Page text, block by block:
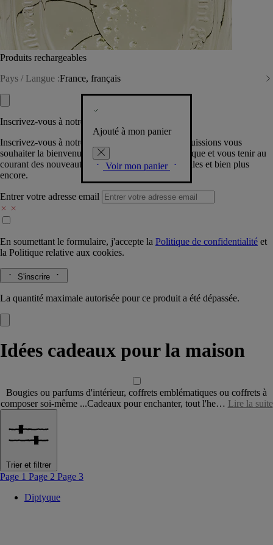
Produits rechargeables
Pays / Langue :France, français
Ajouté à mon panier
Voir mon panier
Inscrivez-vous à notre Newsletter
Inscrivez-vous à notre newsletter pour que nous puissions vous
souhaiter la bienvenue dans la communauté Diptyque et vous tenir au
courant des nouveautés, événements, offres spéciales et bien plus
encore.
Entrer votre adresse email
En soumettant le formulaire, j'accepte la Politique de confidentialité et
la Politique relative aux cookies.
S'inscrire
La quantité maximale autorisée pour ce produit a été dépassée.
Idées cadeaux pour la maison
Bougies ou parfums d'intérieur, coffrets emblématiques ou coffrets à
composer soi-même ...Cadeaux pour enchanter, tout l'he… Lire la suite
Trier et filtrer
Page 1 Page 2 Page 3
Diptyque